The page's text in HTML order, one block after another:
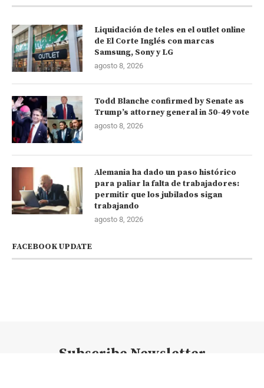
Liquidación de teles en el outlet online
de El Corte Inglés con marcas
Samsung, Sony y LG
agosto 8, 2026
Todd Blanche confirmed by Senate as
Trump’s attorney general in 50-49 vote
agosto 8, 2026
Alemania ha dado un paso histórico
para paliar la falta de trabajadores:
permitir que los jubilados sigan
trabajando
agosto 8, 2026
FACEBOOK UPDATE
Subscribe Newsletter